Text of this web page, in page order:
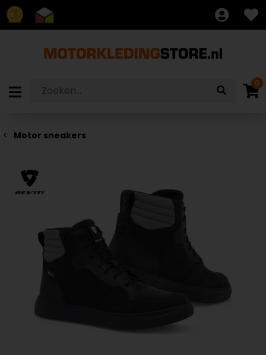
8.7
0
Motor sneakers